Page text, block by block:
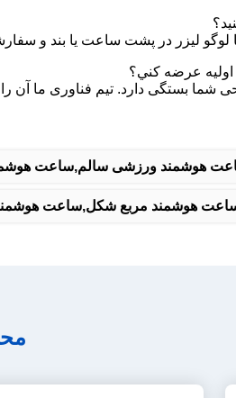
لوگو لیزر در پشت ساعت یا بند و
شما بستگی دارد. تیم فناوری ما
هوشمند ورزشی سالم,ساعت